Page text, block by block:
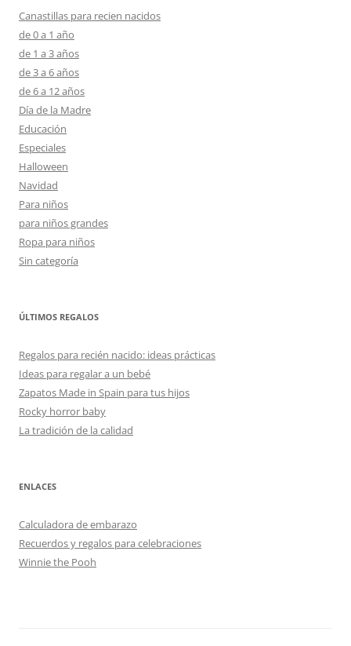
Canastillas para recien nacidos
de 0 a 1 año
de 1 a 3 años
de 3 a 6 años
de 6 a 12 años
Día de la Madre
Educación
Especiales
Halloween
Navidad
Para niños
para niños grandes
Ropa para niños
Sin categoría
ÚLTIMOS REGALOS
Regalos para recién nacido: ideas prácticas
Ideas para regalar a un bebé
Zapatos Made in Spain para tus hijos
Rocky horror baby
La tradición de la calidad
ENLACES
Calculadora de embarazo
Recuerdos y regalos para celebraciones
Winnie the Pooh